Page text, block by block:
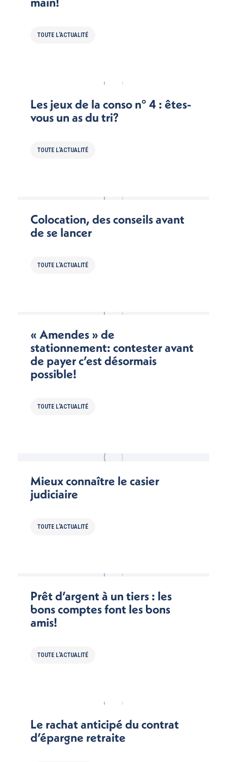
TOUTE L'ACTUALITÉ
Les jeux de la conso n° 4 : êtes-
vous un as du tri?
TOUTE L'ACTUALITÉ
Colocation, des conseils avant
de se lancer
TOUTE L'ACTUALITÉ
« Amendes » de
stationnement: contester avant
de payer c’est désormais
possible!
TOUTE L'ACTUALITÉ
Mieux connaître le casier
judiciaire
TOUTE L'ACTUALITÉ
Prêt d’argent à un tiers : les
bons comptes font les bons
amis!
TOUTE L'ACTUALITÉ
Le rachat anticipé du contrat
d’épargne retraite